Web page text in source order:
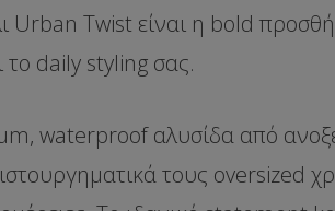
Urban Twist είναι η bold
το daily styling σας.
waterproof αλυσίδα από
τους oversized